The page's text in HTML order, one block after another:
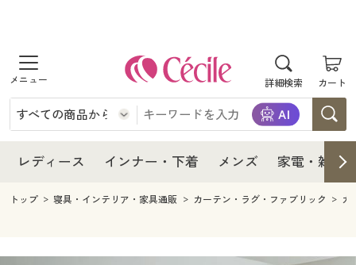
詳細検索 カート
商品を探す
レディース
レディースファッション
インナー・下着
インナー・下着通販すべて
メンズ
レディース インナー・下着 メンズ 家電・雑貨
レディース
レディース通販すべて
レディースファッション
インナー・下着
インナー・下着通販すべて
メンズ
トップ 寝具・インテリア・家具通販 カーテン・ラグ・ファブリック カ